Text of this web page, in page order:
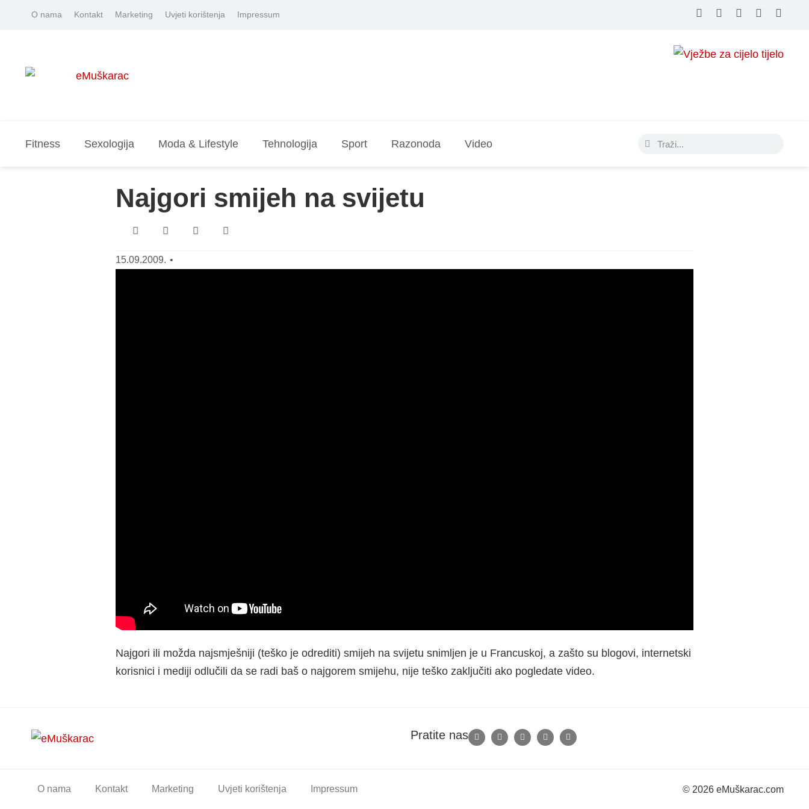
O nama Kontakt Marketing Uvjeti korištenja Impressum
Fitness Sexologija Moda & Lifestyle Tehnologija Sport Razonoda Video
Najgori smijeh na svijetu
15.09.2009. •
Najgori ili možda najsmješniji (teško je odrediti) smijeh na svijetu snimljen je u Francuskoj, a zašto su blogovi, internetski
korisnici i mediji odlučili da se radi baš o najgorem smijehu, nije teško zaključiti ako pogledate video.
Pratite nas
O nama Kontakt Marketing Uvjeti korištenja Impressum © 2026 eMuškarac.com